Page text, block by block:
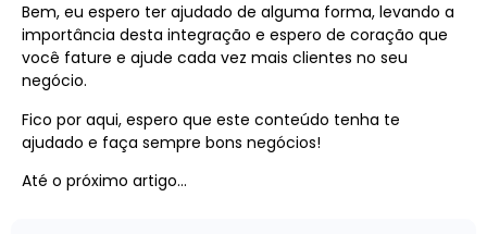
Bem, eu espero ter ajudado de alguma forma, levando a
importância desta integração e espero de coração que
você fature e ajude cada vez mais clientes no seu
negócio.
Fico por aqui, espero que este conteúdo tenha te
ajudado e faça sempre bons negócios!
Até o próximo artigo…